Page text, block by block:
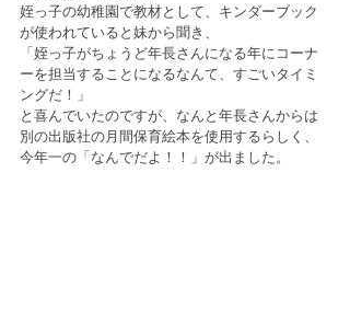
姪っ子の幼稚園で教材として、キンダーブック
が使われていると妹から聞き、
「姪っ子がちょうど年長さんになる年にコーナ
ーを担当することになるなんて、すごいタイミ
ングだ！」
と喜んでいたのですが、なんと年長さんからは
別の出版社の月間保育絵本を使用するらしく、
今年一の「なんでだよ！！」が出ました。